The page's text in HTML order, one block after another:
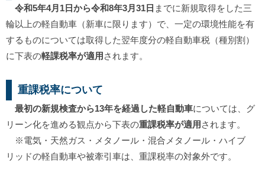
令和5年4月1日から令和8年3月31日 までに新規取得をした三
輪以上の軽自動車（新車に限ります）で、一定の環境性能を有
するものについては取得した翌年度分の軽自動車税（種別割）
に下表の軽課税率が適用 されます。
重課税率について
最初の新規検査から13年を経過した軽自動車については、グ
リーン化を進める観点から下表の重課税率が適用 されます。
※電気・天然ガス・メタノール・混合メタノール・ハイブ
リッドの軽自動車や被牽引車は、重課税率の対象外です。